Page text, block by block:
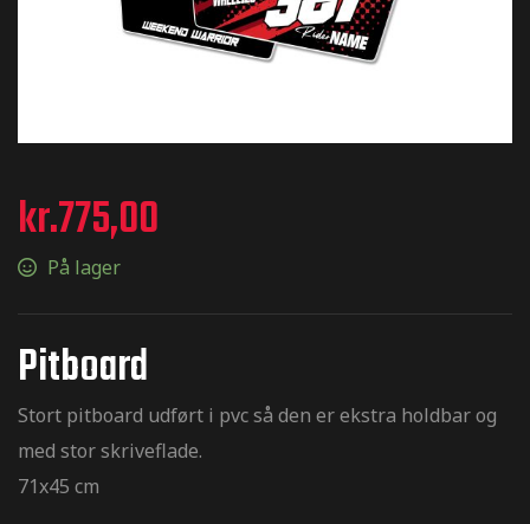
kr.775,00
På lager
Pitboard
Stort pitboard udført i pvc så den er ekstra holdbar og
med stor skriveflade.
71x45 cm
til
til
–